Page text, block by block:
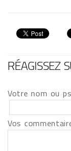
RÉAGISSEZ
Votre nom ou
Vos